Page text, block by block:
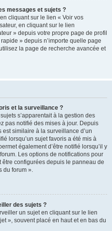
messages et sujets ?
cliquant sur le lien « Voir vos
en cliquant sur le lien
» depuis votre propre page de profil
» depuis n’importe quelle page
la page de recherche avancée et
et la surveillance ?
s’apparentait à la gestion des
pas notifié des mises à jour. Depuis
similaire à la surveillance d’un
lorsqu’un sujet favoris a été mis à
également d’être notifié lorsqu’il y
Les options de notifications pour
être configurées depuis le panneau de
du forum ».
des sujets ?
un sujet en cliquant sur le lien
», souvent placé en haut et en bas du